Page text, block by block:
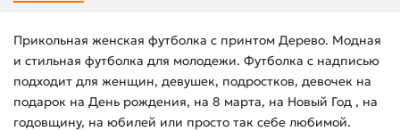
Прикольная женская футболка с принтом Дерево. Модная
и стильная футболка для молодежи. Футболка с надписью
подходит для женщин, девушек, подростков, девочек на
подарок на День рождения, на 8 марта, на Новый Год , на
годовщину, на юбилей или просто так себе любимой.